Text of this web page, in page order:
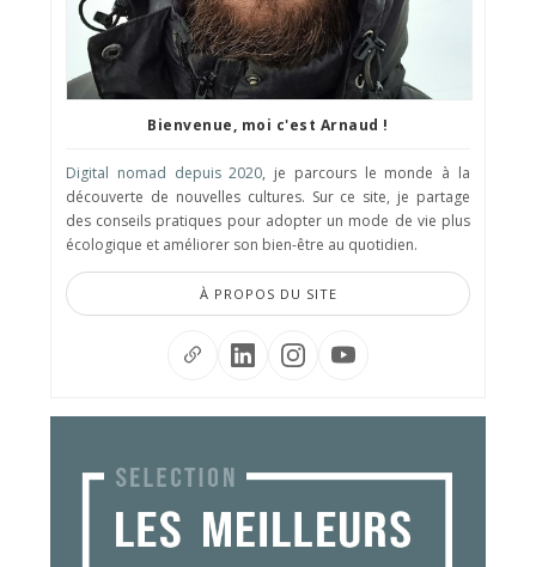
Bienvenue, moi c'est Arnaud !
Digital nomad depuis 2020, je parcours le monde à la
découverte de nouvelles cultures. Sur ce site, je partage
des conseils pratiques pour adopter un mode de vie plus
écologique et améliorer son bien-être au quotidien.
À PROPOS DU SITE